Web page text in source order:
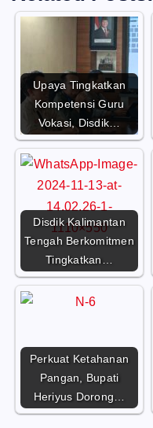
Upaya Tingkatkan
Kompetensi Guru
Vokasi, Disdik…
Disdik Kalimantan
Tengah Berkomitmen
Tingkatkan…
Perkuat Ketahanan
Pangan, Bupati
Heriyus Dorong…